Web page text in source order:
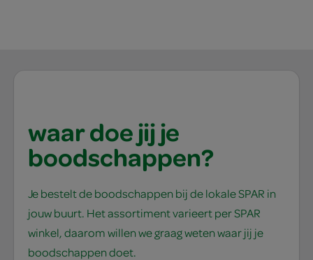
waar doe jij je
boodschappen?
Je bestelt de boodschappen bij de lokale SPAR in
jouw buurt. Het assortiment varieert per SPAR
winkel, daarom willen we graag weten waar jij je
boodschappen doet.